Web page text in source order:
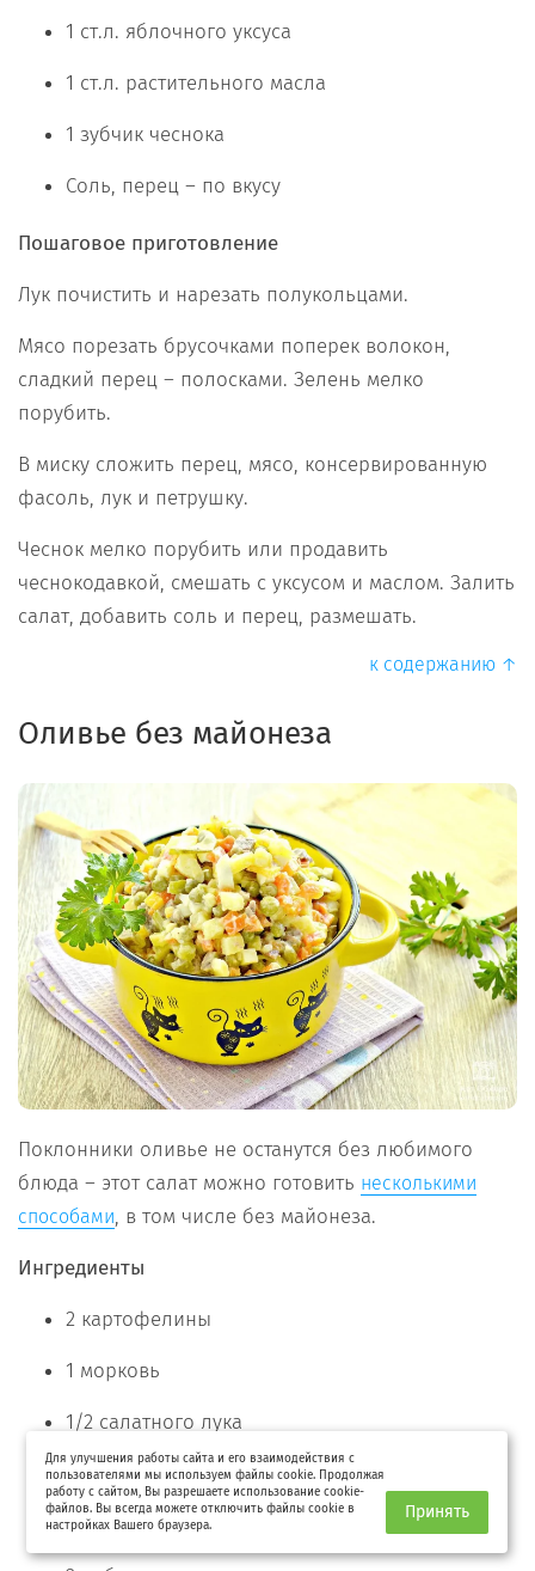
1 ст.л. яблочного уксуса
1 ст.л. растительного масла
1 зубчик чеснока
Соль, перец – по вкусу
Пошаговое приготовление
Лук почистить и нарезать полукольцами.
Мясо порезать брусочками поперек волокон,
сладкий перец – полосками. Зелень мелко
порубить.
В миску сложить перец, мясо, консервированную
фасоль, лук и петрушку.
Чеснок мелко порубить или продавить
чеснокодавкой, смешать с уксусом и маслом. Залить
салат, добавить соль и перец, размешать.
к содержанию ↑
Оливье без майонеза
Поклонники оливье не останутся без любимого
блюда – этот салат можно готовить несколькими
способами, в том числе без майонеза.
Ингредиенты
2 картофелины
1 морковь
1/2 салатного лука
2 яйца
1/2 баночки консервированного горошка
Для улучшения работы сайта и его взаимодействия с
пользователями мы используем файлы cookie. Продолжая
работу с сайтом, Вы разрешаете использование cookie-
файлов. Вы всегда можете отключить файлы cookie в
настройках Вашего браузера.
Принять